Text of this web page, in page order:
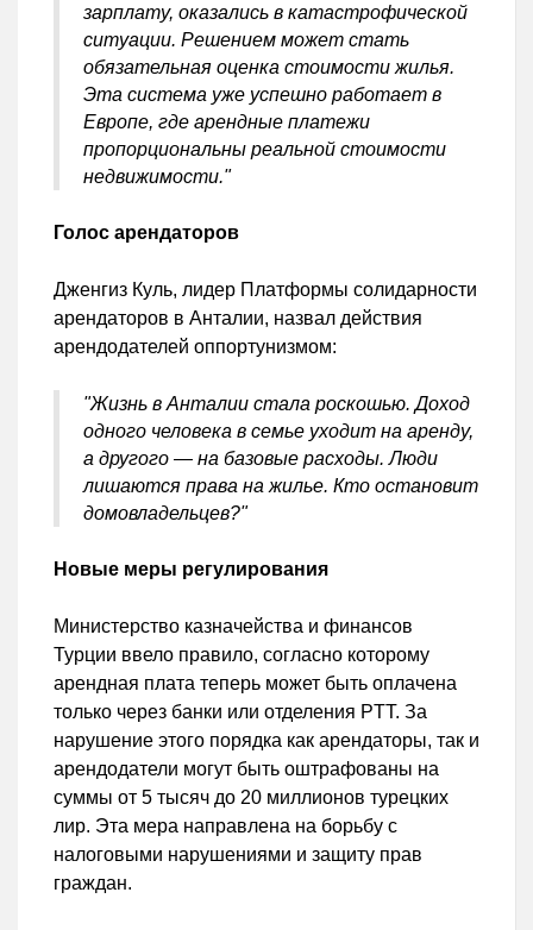
зарплату, оказались в катастрофической
ситуации. Решением может стать
обязательная оценка стоимости жилья.
Эта система уже успешно работает в
Европе, где арендные платежи
пропорциональны реальной стоимости
недвижимости."
Голос арендаторов
Дженгиз Куль, лидер Платформы солидарности
арендаторов в Анталии, назвал действия
арендодателей оппортунизмом:
"Жизнь в Анталии стала роскошью. Доход
одного человека в семье уходит на аренду,
а другого — на базовые расходы. Люди
лишаются права на жилье. Кто остановит
домовладельцев?"
Новые меры регулирования
Министерство казначейства и финансов
Турции ввело правило, согласно которому
арендная плата теперь может быть оплачена
только через банки или отделения PTT. За
нарушение этого порядка как арендаторы, так и
арендодатели могут быть оштрафованы на
суммы от 5 тысяч до 20 миллионов турецких
лир. Эта мера направлена на борьбу с
налоговыми нарушениями и защиту прав
граждан.